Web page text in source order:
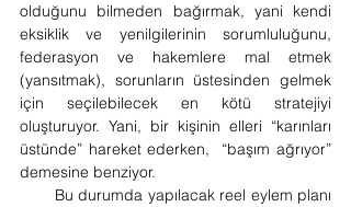
olduğunu bilmeden bağırmak, yani kendi
eksiklik ve yenilgilerinin sorumluluğunu,
federasyon ve hakemlere mal etmek
(yansıtmak), sorunların üstesinden gelmek
için seçilebilecek en kötü stratejiyi
oluşturuyor. Yani, bir kişinin elleri “karınları
üstünde” hareket ederken,  “başım ağrıyor”
demesine benziyor.
Bu durumda yapılacak reel eylem planı